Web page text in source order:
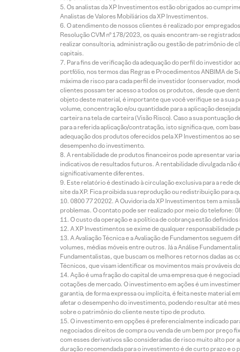
Os analistas da XP Investimentos estão obrigados ao
Analistas de Valores Mobiliários da XP Investimentos.
O atendimento de nossos clientes é realizado por
Resolução CVM nº 178/2023, os quais encontram-se
realizar consultoria, administração ou gestão de patrimônio de
capitais.
Para fins de verificação da adequação do perfil do investidor
portfólio, nos termos das Regras e Procedimentos ANBIMA de
máxima de risco para cada perfil de investidor (conservador,
clientes possam ter acesso a todos os produtos, desde que
objeto deste material, é importante que você verifique se a sua
volume, concentração e/ou quantidade para a aplicação
carteira na tela de carteira (Visão Risco). Caso a sua
para a referida aplicação/contratação, isto significa que, com
adequação dos produtos oferecidos pela XP Investimentos ao
desempenho do investimento.
A rentabilidade de produtos financeiros pode apresentar
indicativos de resultados futuros. A rentabilidade divulgada não
significativamente diferentes.
Este relatório é destinado à circulação exclusiva para a rede
site da XP. Fica proibida sua reprodução ou redistribuição para
0800 77 20202. A Ouvidoria da XP Investimentos tem a
problemas. O contato pode ser realizado por meio do telefone:
O custo da operação e a política de cobrança estão
A XP Investimentos se exime de qualquer
A Avaliação Técnica e a Avaliação de Fundamentos
volumes, médias móveis entre outros. Já a Análise
Fundamentalistas, que buscam os melhores retornos dadas as
Técnicos, que visam identificar os movimentos mais prováveis
Ação é uma fração do capital de uma empresa que é
cotações de mercado. O investimento em ações é um
garantia, de forma expressa ou implícita, é feita neste material
afetar o desempenho do investimento, podendo resultar até
sobre o patrimônio do cliente neste tipo de produto.
O investimento em opções é preferencialmente indicado
negociados direitos de compra ou venda de um bem por preço
com esses derivativos são consideradas de risco muito alto
duração recomendada para o investimento é de curto prazo e